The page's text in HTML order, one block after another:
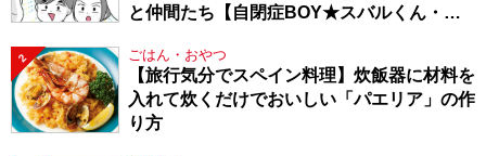
と仲間たち【自閉症BOY★スバルくん・
2 ごはん・おやつ
【旅行気分でスペイン料理】炊飯器に材料を
入れて炊くだけでおいしい「パエリア」の作
り方